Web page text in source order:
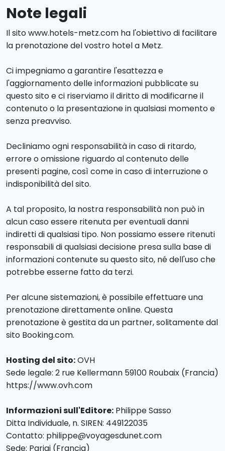
Note legali
Il sito www.hotels-metz.com ha l'obiettivo di facilitare
la prenotazione del vostro hotel a Metz.
Ci impegniamo a garantire l'esattezza e
l'aggiornamento delle informazioni pubblicate su
questo sito e ci riserviamo il diritto di modificarne il
contenuto o la presentazione in qualsiasi momento e
senza preavviso.
Decliniamo ogni responsabilità in caso di ritardo,
errore o omissione riguardo al contenuto delle
presenti pagine, così come in caso di interruzione o
indisponibilità del sito.
A tal proposito, la nostra responsabilità non può in
alcun caso essere ritenuta per eventuali danni
indiretti di qualsiasi tipo. Non possiamo essere ritenuti
responsabili di qualsiasi decisione presa sulla base di
informazioni contenute su questo sito, né dell'uso che
potrebbe esserne fatto da terzi.
Per alcune sistemazioni, è possibile effettuare una
prenotazione direttamente online. Questa
prenotazione è gestita da un partner, solitamente dal
sito Booking.com.
Hosting del sito:OVH
Sede legale: 2 rue Kellermann 59100 Roubaix (Francia)
https://www.ovh.com
Informazioni sull'Editore: Philippe Sasso
Ditta Individuale, n. SIREN: 449122035
Contatto: philippe@voyagesdunet.com
Sede: Parigi (Francia)